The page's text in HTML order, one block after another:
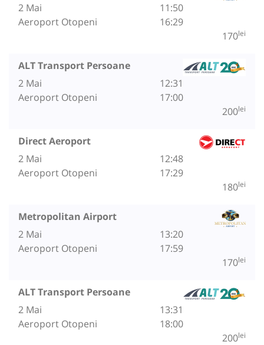
2 Mai
Aeroport Otopeni
11:50
16:29
170lei
ALT Transport Persoane
2 Mai
Aeroport Otopeni
12:31
17:00
200lei
Direct Aeroport
2 Mai
Aeroport Otopeni
12:48
17:29
180lei
Metropolitan Airport
2 Mai
Aeroport Otopeni
13:20
17:59
170lei
ALT Transport Persoane
2 Mai
Aeroport Otopeni
13:31
18:00
200lei